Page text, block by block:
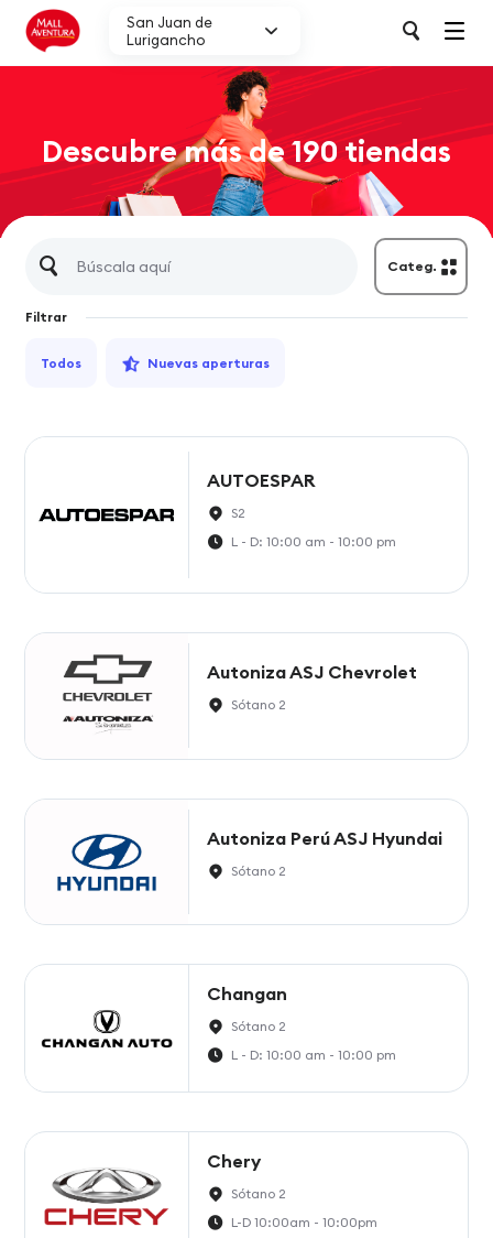
San Juan de
Lurigancho
Descubre más de 190 tiendas
Categ.
Filtrar
Todos Nuevas aperturas
AUTOESPAR
S2
L - D: 10:00 am - 10:00 pm
Autoniza ASJ Chevrolet
Sótano 2
Autoniza Perú ASJ Hyundai
Sótano 2
Changan
Sótano 2
L - D: 10:00 am - 10:00 pm
Chery
Sótano 2
L-D 10:00am - 10:00pm